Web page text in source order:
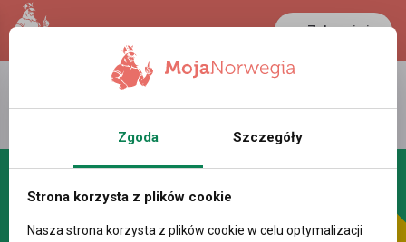
Zaloguj się
LANCASTER
36.5 °C 0.3898 PLN
Zgoda Szczegóły
Strona korzysta z plików cookie
Nasza strona korzysta z plików cookie w celu optymalizacji